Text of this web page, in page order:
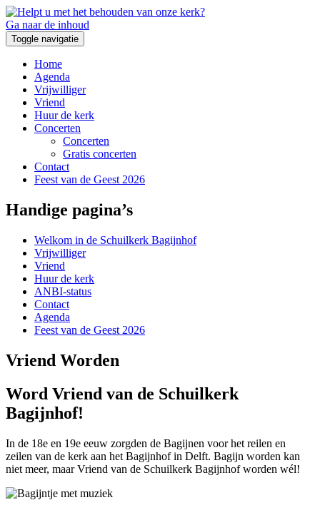
Ga naar de inhoud
Toggle navigatie
Home
Agenda
Vrijwilliger
Vriend
Huur de kerk
Concerten
Concerten
Gratis concerten
Contact
Feest van de Geest 2026
Handige pagina’s
Welkom in de Schuilkerk Bagijnhof
Vrijwilliger
Vriend
Huur de kerk
ANBI-status
Contact
Agenda
Feest van de Geest 2026
Vriend Worden
Word Vriend van de Schuilkerk
Bagijnhof!
In de 18e en 19e eeuw zorgden de Bagijnen voor het reilen en
zeilen van de kerk aan het Bagijnhof in Delft. Bagijn worden kan
niet meer, maar Vriend van de Schuilkerk Bagijnhof worden wél!